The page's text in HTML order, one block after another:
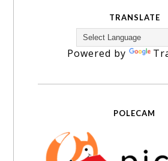
TRANSLATE
Powered by
POLECAM